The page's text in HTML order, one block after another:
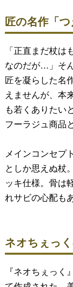
匠の名作「つ
「正直まだ杖は
なのだが…」そ
匠を凝らした名
えませんが、本
も若くありたい
フーラジュ商品
メインコンセプ
としか思えぬ杖
ッキ仕様。骨は
れサビの心配も
ネオちぇっ
『ネオちぇっく